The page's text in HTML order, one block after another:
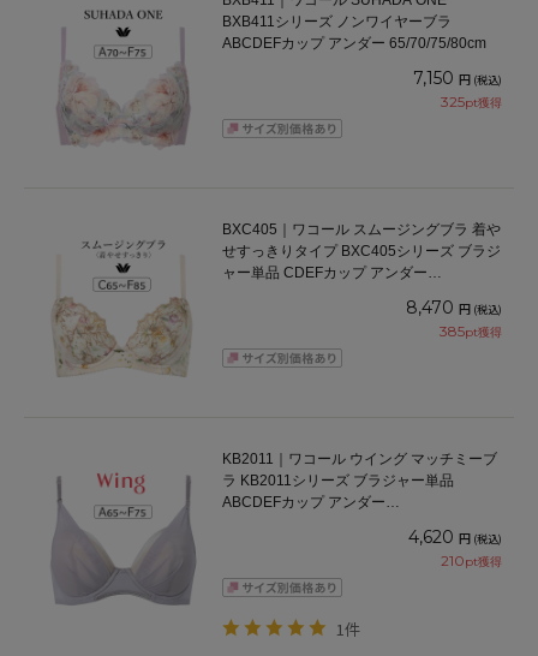
BXB411シリーズ ノンワイヤーブラ
ABCDEFカップ アンダー 65/70/75/80cm
7,150 円 (税込)
325pt獲得
BXC405｜ワコール スムージングブラ 着や
せすっきりタイプ BXC405シリーズ ブラジ
ャー単品 CDEFカップ アンダー
8,470 円 (税込)
385pt獲得
KB2011｜ワコール ウイング マッチミーブ
ラ KB2011シリーズ ブラジャー単品
ABCDEFカップ アンダー
4,620 円 (税込)
210pt獲得
1件